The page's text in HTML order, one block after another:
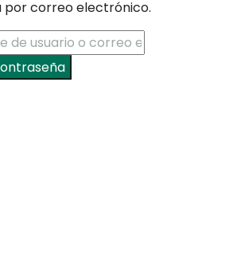
por correo electrónico.